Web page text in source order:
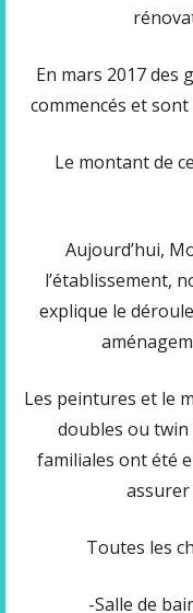
En mars 2017
commencés et
Le montant de
Aujourd’hui,
l’établissement,
explique le
Les peintures et le
doubles ou twin
familiales ont été
Toutes les
-Salle de